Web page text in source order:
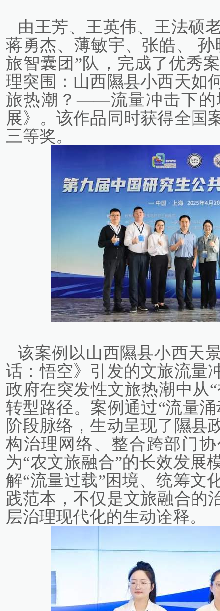
由王芳、王英伟、王法硕
蒋勇杰、薄敏宇、张皓、
旅智囊团”队，完成了优秀
理突围：山西隰县小西天如
旅热潮？——流量冲击下的
展》。该作品同时获得全国
三等奖。
该案例以山西隰县小西天
话：悟空》引发的文旅流量
政府在突发性文旅热潮中从
转型路径。案例通过“流量
阶段脉络，生动呈现了隰县
构治理网络、整合跨部门
为“农文旅融合”的长效发展
解“流量过载”困境、统筹文
践范本，不仅是文旅融合的
层治理现代化的生动诠释。